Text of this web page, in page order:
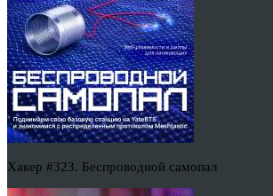
Хакер #323. Беспроводной самопал